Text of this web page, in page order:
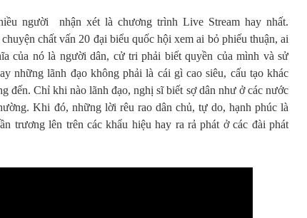
người nhận xét là chương trình Live Stream hay nhất.
chất vấn 20 đại biểu quốc hội xem ai bỏ phiếu thuận, ai
của nó là người dân, cử tri phải biết quyền của mình và sử
những lãnh đạo không phải là cái gì cao siêu, cấu tạo khác
đến. Chỉ khi nào lãnh đạo, nghị sĩ biết sợ dân như ở các nước
Khi đó, những lời rêu rao dân chủ, tự do, hạnh phúc là
trương lên trên các khẩu hiệu hay ra rả phát ở các đài phát